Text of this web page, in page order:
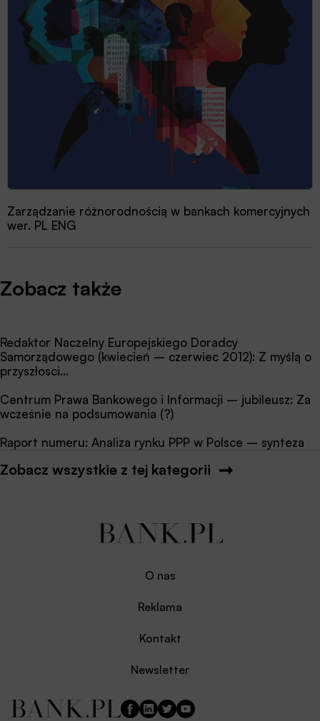
Zarządzanie różnorodnością w bankach komercyjnych
wer. PL ENG
Zobacz także
Redaktor Naczelny Europejskiego Doradcy
Samorządowego (kwiecień – czerwiec 2012): Z myślą o
przyszłosci…
Centrum Prawa Bankowego i Informacji – jubileusz: Za
wcześnie na podsumowania (?)
Raport numeru: Analiza rynku PPP w Polsce – synteza
Zobacz wszystkie z tej kategorii
O nas
Reklama
Kontakt
Newsletter